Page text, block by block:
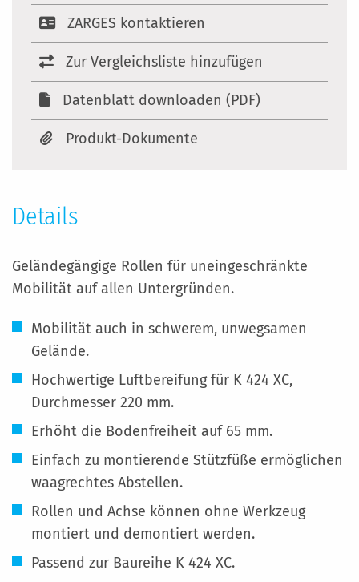
ZARGES kontaktieren
Zur Vergleichsliste hinzufügen
Datenblatt downloaden (PDF)
Produkt-Dokumente
Details
Geländegängige Rollen für uneingeschränkte
Mobilität auf allen Untergründen.
Mobilität auch in schwerem, unwegsamen
Gelände.
Hochwertige Luftbereifung für K 424 XC,
Durchmesser 220 mm.
Erhöht die Bodenfreiheit auf 65 mm.
Einfach zu montierende Stützfüße ermöglichen
waagrechtes Abstellen.
Rollen und Achse können ohne Werkzeug
montiert und demontiert werden.
Passend zur Baureihe K 424 XC.